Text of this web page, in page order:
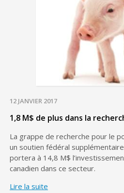
12 JANVIER 2017
1,8 M$ de plus dans la
La grappe de recherche pour le
un soutien fédéral
portera à 14,8 M$
canadien dans ce secteur.
Lire la suite